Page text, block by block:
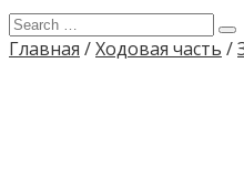
Главная /Ходовая часть /